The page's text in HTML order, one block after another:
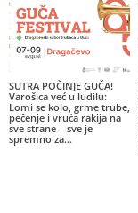
SUTRA POČINJE GUČA!
Varošica već u ludilu:
Lomi se kolo, grme trube,
pečenje i vruća rakija na
sve strane – sve je
spremno za...